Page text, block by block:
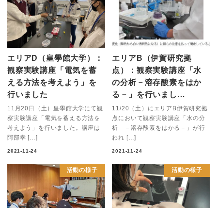
エリアD（皇學館大学）：
観察実験講座「電気を蓄
える方法を考えよう」を
行いました
11月20日（土）皇學館大学にて観
察実験講座「電気を蓄える方法を
考えよう」を行いました。講座は
阿部幸 […]
2021-11-24
エリアB（伊賀研究拠
点）：観察実験講座「水
の分析－溶存酸素をはか
る－」を行いまし…
11/20（土）にエリアB伊賀研究拠
点において観察実験講座「水の分
析 －溶存酸素をはかる－」が行
われ […]
2021-11-24
活動の様子 活動の様子